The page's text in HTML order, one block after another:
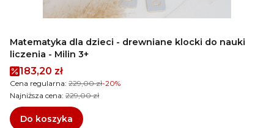
Matematyka dla dzieci - drewniane klocki do nauki
liczenia - Milin 3+
Cena promocyjna
183,20 zł
Cena regularna: 229,00 zł-20%
Najniższa cena: 229,00 zł
Do koszyka